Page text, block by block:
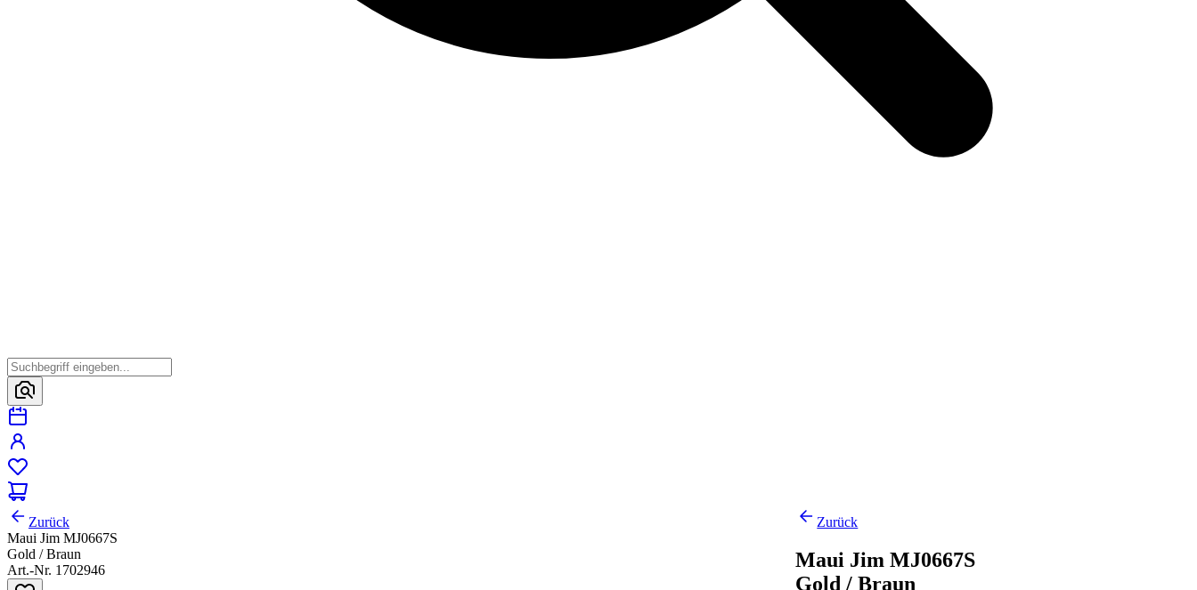
Zurück
Maui Jim MJ0667S
Gold / Braun
Art.-Nr. 1702946
Zurück
Maui Jim MJ0667S
Gold / Braun